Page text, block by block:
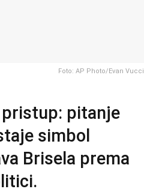
Foto: AP Photo/Evan Vucci
pristup: pitanje
simbol
Brisela prema